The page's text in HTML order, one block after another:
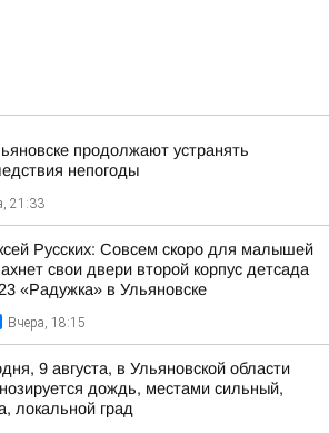
продолжают устранять
непогоды
21:33
Русских: Совсем скоро для малышей
свои двери второй корпус детсада
«Радужка» в Ульяновске
Вчера, 18:15
9 августа, в Ульяновской области
дождь, местами сильный,
локальной град